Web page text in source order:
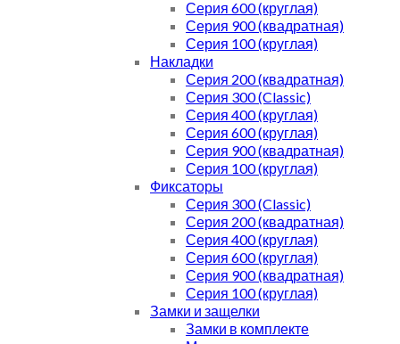
Серия 600 (круглая)
Серия 900 (квадратная)
Серия 100 (круглая)
Накладки
Серия 200 (квадратная)
Серия 300 (Classic)
Серия 400 (круглая)
Серия 600 (круглая)
Серия 900 (квадратная)
Серия 100 (круглая)
Фиксаторы
Серия 300 (Classic)
Серия 200 (квадратная)
Серия 400 (круглая)
Серия 600 (круглая)
Серия 900 (квадратная)
Серия 100 (круглая)
Замки и защелки
Замки в комплекте